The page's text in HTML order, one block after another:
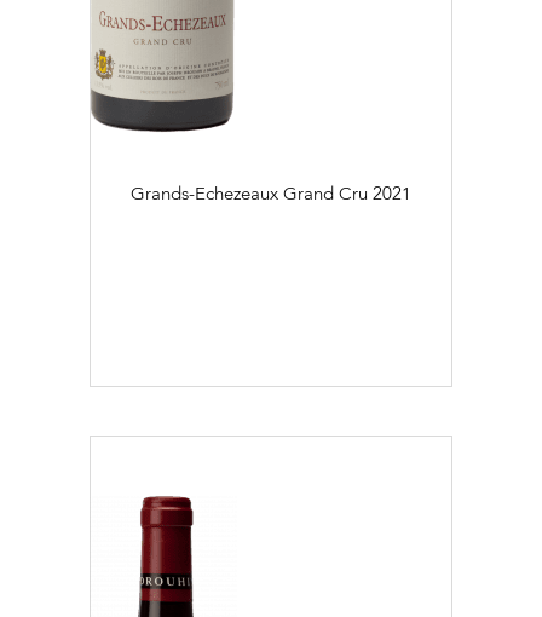
Grands-Echezeaux Grand Cru 2021